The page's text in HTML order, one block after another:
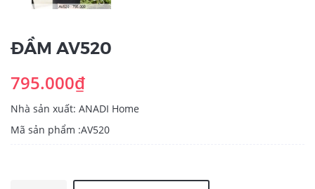
ĐẦM AV520
795.000₫
Nhà sản xuất: ANADI Home
Mã sản phẩm :AV520